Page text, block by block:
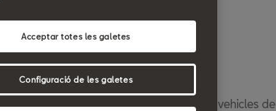
de SEAT
producció i distribució de vehicles de
Acceptar totes les galetes
Configuració de les galetes